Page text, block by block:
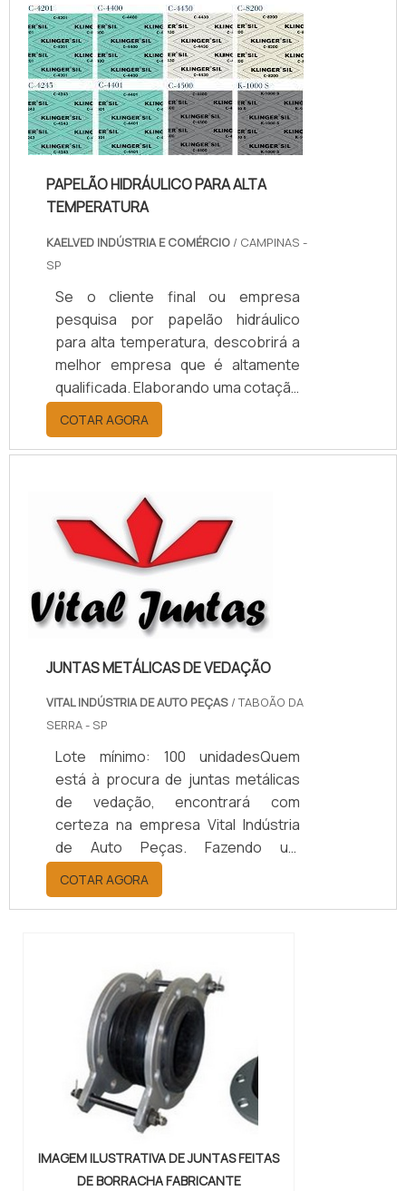
temperatura, com os colaboradores
da kaelved obterá excelente custo-
benefício com assessoria técnica
especializada.UM POUCO MAIS
SOBRE JUNTAS DE TEFLON
TEMPERA...
PAPELÃO HIDRÁULICO PARA ALTA
TEMPERATURA
KAELVED INDÚSTRIA E COMÉRCIO / CAMPINAS -
SP
Se o cliente final ou empresa
pesquisa por papelão hidráulico
para alta temperatura, descobrirá a
melhor empresa que é altamente
qualificada. Elaborando uma cotação
por meio da plataforma e
descobrindo a melhor referência do
mercado.MAIS INFORMAÇÕES
HIDRÁULICO PARA ALTA
TEMPERATURASe alguém pesquisar
papelão hidráulico para alta
temperatura encontra na internet a
kaelved. Uma empresa com alto
know-how em laudos ...
COTAR AGORA
JUNTAS METÁLICAS DE VEDAÇÃO
VITAL INDÚSTRIA DE AUTO PEÇAS / TABOÃO DA
SERRA - SP
Lote mínimo: 100 unidadesQuem
está à procura de juntas metálicas
de vedação, encontrará com
certeza na empresa Vital Indústria
de Auto Peças. Fazendo um
orçamento por meio da maior
empresa da área, é possível achar a
sofisticação, qualidade e preço
vedação, com a melhor mão de obra
da Vital Indústria de Auto Peças, o
cliente receberá ótima qualidade
com responsabilidade ambient...
COTAR AGORA
IMAGEM ILUSTRATIVA DE JUNTAS FEITAS
DE BORRACHA FABRICANTE